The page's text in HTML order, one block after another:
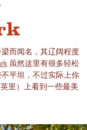
而闻名，其辽阔程度
虽然这里有很多轻松
平坦，不过实际上你
里）上看到一些最美